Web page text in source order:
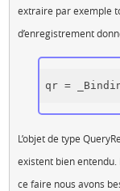
extraire par exemple
d’enregistrement
qr =
L’objet de type
existent bien
ce faire nous avons